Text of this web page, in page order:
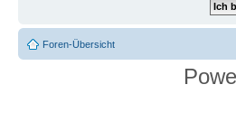
Foren-Übersicht